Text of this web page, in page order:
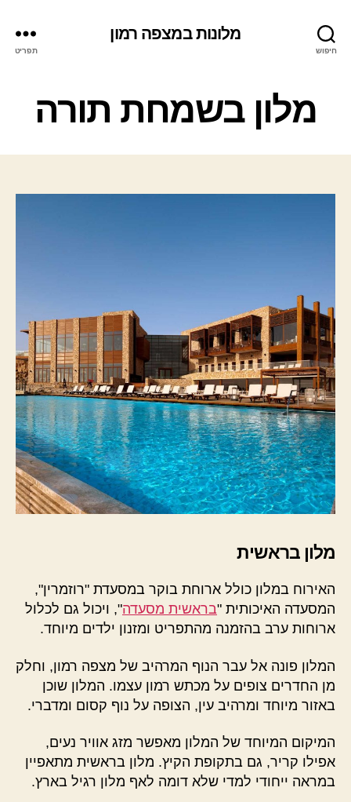
חיפוש
מלונות במצפה רמון
תפריט
ק
ט
מלון בשמחת תורה
מלון בראשית
האירוח במלון כולל ארוחת בוקר במסעדת "רוזמרין",
המסעדה האיכותית "בראשית מסעדה", ויכול גם לכלול
ארוחות ערב בהזמנה מהתפריט ומזנון ילדים מיוחד.
המלון פונה אל עבר הנוף המרהיב של מצפה רמון, וחלק
מן החדרים צופים על מכתש רמון עצמו. המלון שוכן
באזור מיוחד ומרהיב עין, הצופה על נוף קסום ומדברי.
המיקום המיוחד של המלון מאפשר מזג אוויר נעים,
אפילו קריר, גם בתקופת הקיץ. מלון בראשית מתאפיין
במראה ייחודי למדי שלא דומה לאף מלון רגיל בארץ.